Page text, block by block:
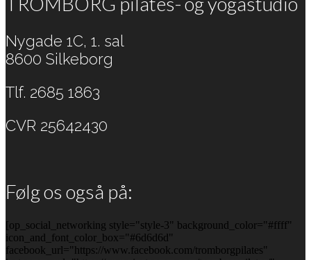
Nygade 1C, 1. sal
8600 Silkeborg
Tlf. 2685 1863
CVR 25642430
Følg os også på:
[op_social_networking style="style-3" background_color="#ffff"
icon_and_font_color_box="#6d6d6d"
facebook_url="https://www.facebook.com/tromborgpilates"